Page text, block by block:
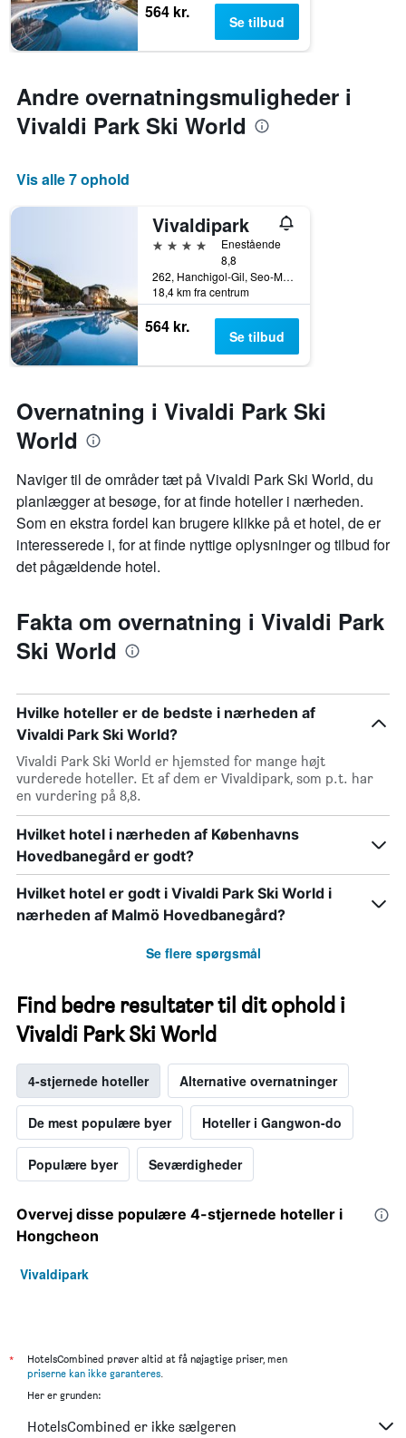
564 kr. Se tilbud
Andre overnatningsmuligheder i
Vivaldi Park Ski World
Vis alle 7 ophold
Vivaldipark
4 stjerner
Enestående
8,8
262, Hanchigol-Gil, Seo-Myeon, Hongcheon, Sydkorea
18,4 km fra centrum
564 kr. Se tilbud
Overnatning i Vivaldi Park Ski
World
Naviger til de områder tæt på Vivaldi Park Ski World, du
planlægger at besøge, for at finde hoteller i nærheden.
Som en ekstra fordel kan brugere klikke på et hotel, de er
interesserede i, for at finde nyttige oplysninger og tilbud for
det pågældende hotel.
Fakta om overnatning i Vivaldi Park
Ski World
Hvilke hoteller er de bedste i nærheden af
Vivaldi Park Ski World?
Vivaldi Park Ski World er hjemsted for mange højt
vurderede hoteller. Et af dem er Vivaldipark, som p.t. har
en vurdering på 8,8.
Hvilket hotel i nærheden af Københavns
Hovedbanegård er godt?
Hvilket hotel er godt i Vivaldi Park Ski World i
nærheden af Malmö Hovedbanegård?
Se flere spørgsmål
Find bedre resultater til dit ophold i
Vivaldi Park Ski World
4-stjernede hoteller Alternative overnatninger
De mest populære byer Hoteller i Gangwon-do
Populære byer Seværdigheder
Overvej disse populære 4-stjernede hoteller i
Hongcheon
Vivaldipark
*
HotelsCombined prøver altid at få nøjagtige priser, men
priserne kan ikke garanteres.
Her er grunden:
HotelsCombined er ikke sælgeren